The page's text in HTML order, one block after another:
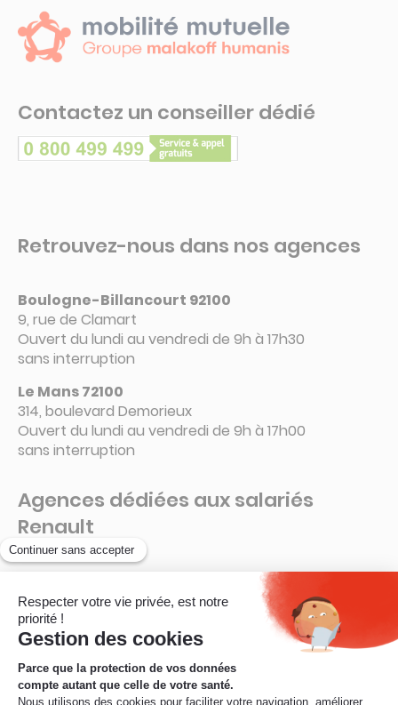
Contactez un conseiller dédié
Retrouvez-nous dans nos agences
Boulogne-Billancourt 92100
9, rue de Clamart
Ouvert du lundi au vendredi de 9h à 17h30
sans interruption
Le Mans 72100
314, boulevard Demorieux
Ouvert du lundi au vendredi de 9h à 17h00
sans interruption
Agences dédiées aux salariés
Renault
La Ruche – Connecteur 6 A
Ouvert de 8h à 16h15
sans interruption